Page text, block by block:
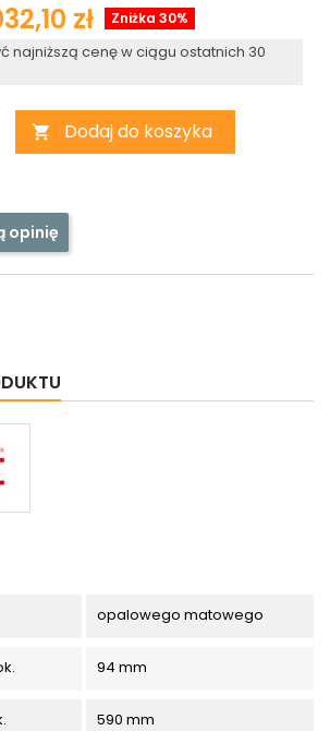
zł Zniżka 30%
najniższą cenę w ciągu ostatnich 30
 Dodaj do koszyka
opinię
opalowego matowego
94 mm
590 mm